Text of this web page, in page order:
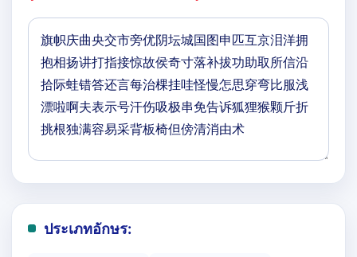
ประเภทอักษร: